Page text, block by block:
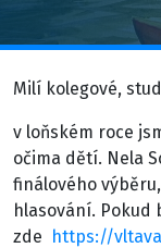
Milí kolegové,
v loňském roce
očima dětí. Nela
finálového
hlasování. Pokud
zde https://